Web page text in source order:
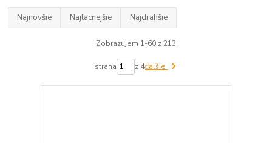
Najnovšie Najlacnejšie Najdrahšie
Zobrazujem 1-60 z 213
strana z 4ďalšie